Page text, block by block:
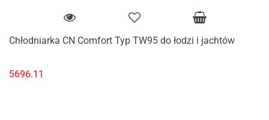
Chłodniarka CN Comfort Typ TW95 do łodzi i jachtów
5696.11